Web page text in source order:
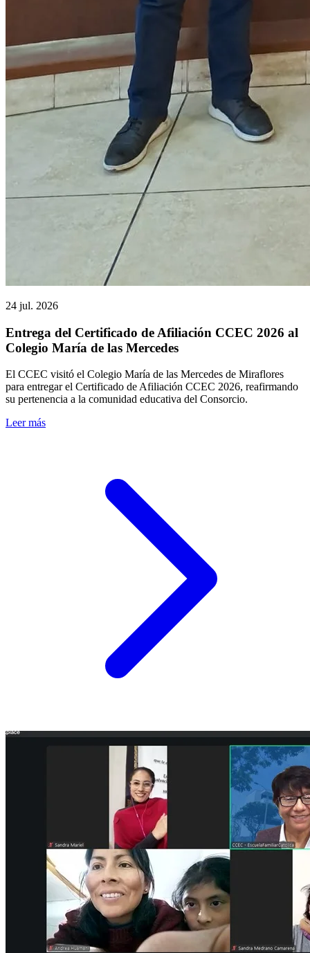
24 jul. 2026
Entrega del Certificado de Afiliación CCEC 2026 al
Colegio María de las Mercedes
El CCEC visitó el Colegio María de las Mercedes de Miraflores
para entregar el Certificado de Afiliación CCEC 2026, reafirmando
su pertenencia a la comunidad educativa del Consorcio.
Leer más